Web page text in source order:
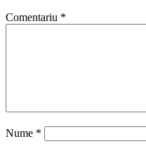
Comentariu *
Nume *